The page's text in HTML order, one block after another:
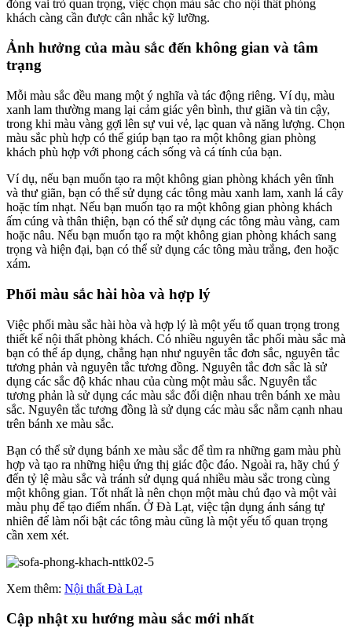
đóng vai trò quan trọng, việc chọn màu sắc cho nội thất phòng
khách càng cần được cân nhắc kỹ lưỡng.
Ảnh hưởng của màu sắc đến không gian và tâm
trạng
Mỗi màu sắc đều mang một ý nghĩa và tác động riêng. Ví dụ, màu
xanh lam thường mang lại cảm giác yên bình, thư giãn và tin cậy,
trong khi màu vàng gợi lên sự vui vẻ, lạc quan và năng lượng. Chọn
màu sắc phù hợp có thể giúp bạn tạo ra một không gian phòng
khách phù hợp với phong cách sống và cá tính của bạn.
Ví dụ, nếu bạn muốn tạo ra một không gian phòng khách yên tĩnh
và thư giãn, bạn có thể sử dụng các tông màu xanh lam, xanh lá cây
hoặc tím nhạt. Nếu bạn muốn tạo ra một không gian phòng khách
ấm cúng và thân thiện, bạn có thể sử dụng các tông màu vàng, cam
hoặc nâu. Nếu bạn muốn tạo ra một không gian phòng khách sang
trọng và hiện đại, bạn có thể sử dụng các tông màu trắng, đen hoặc
xám.
Phối màu sắc hài hòa và hợp lý
Việc phối màu sắc hài hòa và hợp lý là một yếu tố quan trọng trong
thiết kế nội thất phòng khách. Có nhiều nguyên tắc phối màu sắc mà
bạn có thể áp dụng, chẳng hạn như nguyên tắc đơn sắc, nguyên tắc
tương phản và nguyên tắc tương đồng. Nguyên tắc đơn sắc là sử
dụng các sắc độ khác nhau của cùng một màu sắc. Nguyên tắc
tương phản là sử dụng các màu sắc đối diện nhau trên bánh xe màu
sắc. Nguyên tắc tương đồng là sử dụng các màu sắc nằm cạnh nhau
trên bánh xe màu sắc.
Bạn có thể sử dụng bánh xe màu sắc để tìm ra những gam màu phù
hợp và tạo ra những hiệu ứng thị giác độc đáo. Ngoài ra, hãy chú ý
đến tỷ lệ màu sắc và tránh sử dụng quá nhiều màu sắc trong cùng
một không gian. Tốt nhất là nên chọn một màu chủ đạo và một vài
màu phụ để tạo điểm nhấn. Ở Đà Lạt, việc tận dụng ánh sáng tự
nhiên để làm nổi bật các tông màu cũng là một yếu tố quan trọng
cần xem xét.
Xem thêm: Nội thất Đà Lạt
Cập nhật xu hướng màu sắc mới nhất